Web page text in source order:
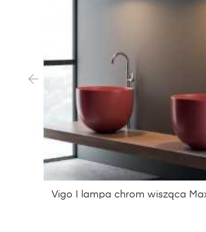
Vigo I lampa chrom wisząca